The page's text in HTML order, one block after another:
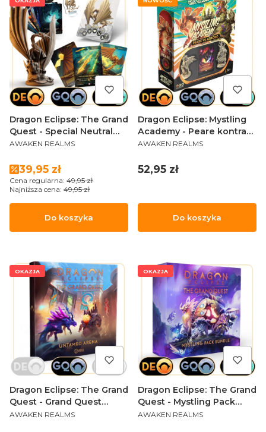
Dragon Eclipse: The Grand
Quest - Special Neutral
Mystling: Shikami! (Special
PRODUCENT
AWAKEN REALMS
Cena promocyjna
39,95 zł
Cena regularna: 49,95 zł
Najniższa cena: 49,95 zł
Do koszyka
Dragon Eclipse: Mystling
Academy - Peare kontra
Arboro
PRODUCENT
AWAKEN REALMS
Cena
52,95 zł
Do koszyka
OKAZJA
Dragon Eclipse: The Grand
Quest - Grand Quest
Untamed Arena PL
PRODUCENT
AWAKEN REALMS
OKAZJA
Dragon Eclipse: The Grand
Quest - Mystling Pack
Bundle with storage box
PRODUCENT
AWAKEN REALMS